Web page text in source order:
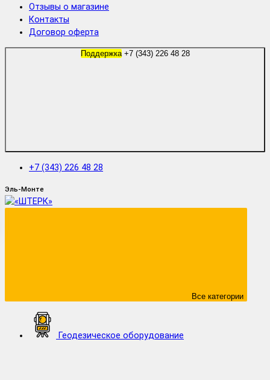
Отзывы о магазине
Контакты
Договор оферта
Поддержка +7 (343) 226 48 28
+7 (343) 226 48 28
Эль-Монте
Все категории
Геодезическое оборудование